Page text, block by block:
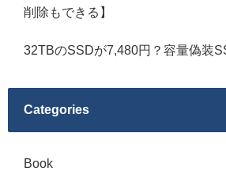
削除もできる】
32TBのSSDが7,480円？容量偽装
Categories
Book